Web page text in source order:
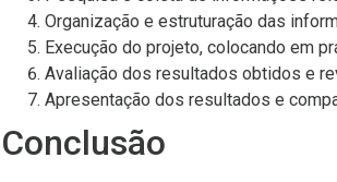
Organização e estruturação das
Execução do projeto, colocando em
Avaliação dos resultados obtidos e
Apresentação dos resultados e
Conclusão